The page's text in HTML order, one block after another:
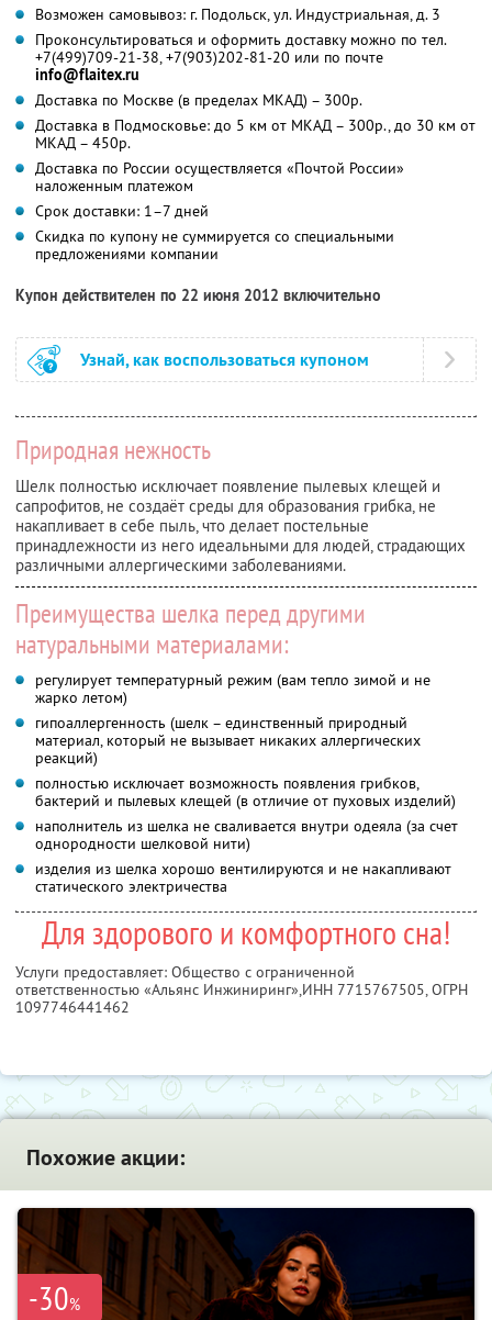
Возможен самовывоз: г. Подольск, ул. Индустриальная, д. 3
Проконсультироваться и оформить доставку можно по тел.
+7(499)709-21-38, +7(903)202-81-20 или по почте
info@flaitex.ru
Доставка по Москве (в пределах МКАД) – 300р.
Доставка в Подмосковье: до 5 км от МКАД – 300р., до 30 км от
МКАД – 450р.
Доставка по России осуществляется «Почтой России»
наложенным платежом
Срок доставки: 1–7 дней
Скидка по купону не суммируется со специальными
предложениями компании
Купон действителен по 22 июня 2012 включительно
Узнай, как воспользоваться купоном
Природная нежность
Шелк полностью исключает появление пылевых клещей и
сапрофитов, не создаёт среды для образования грибка, не
накапливает в себе пыль, что делает постельные
принадлежности из него идеальными для людей, страдающих
различными аллергическими заболеваниями.
Преимущества шелка перед другими
натуральными материалами:
регулирует температурный режим (вам тепло зимой и не
жарко летом)
гипоаллергенность (шелк – единственный природный
материал, который не вызывает никаких аллергических
реакций)
полностью исключает возможность появления грибков,
бактерий и пылевых клещей (в отличие от пуховых изделий)
наполнитель из шелка не сваливается внутри одеяла (за счет
однородности шелковой нити)
изделия из шелка хорошо вентилируются и не накапливают
статического электричества
Для здорового и комфортного сна!
Услуги предоставляет: Общество с ограниченной
ответственностью «Альянс Инжиниринг»,ИНН 7715767505, ОГРН
1097746441462
Похожие акции:
-30%